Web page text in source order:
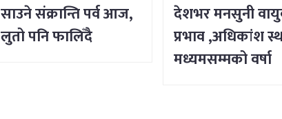
साउने संक्रान्ति पर्व आज,
लुतो पनि फालिँदै
देशभर मनसुनी
प्रभाव ,अधिकांश
मध्यमसम्मको वर्षा